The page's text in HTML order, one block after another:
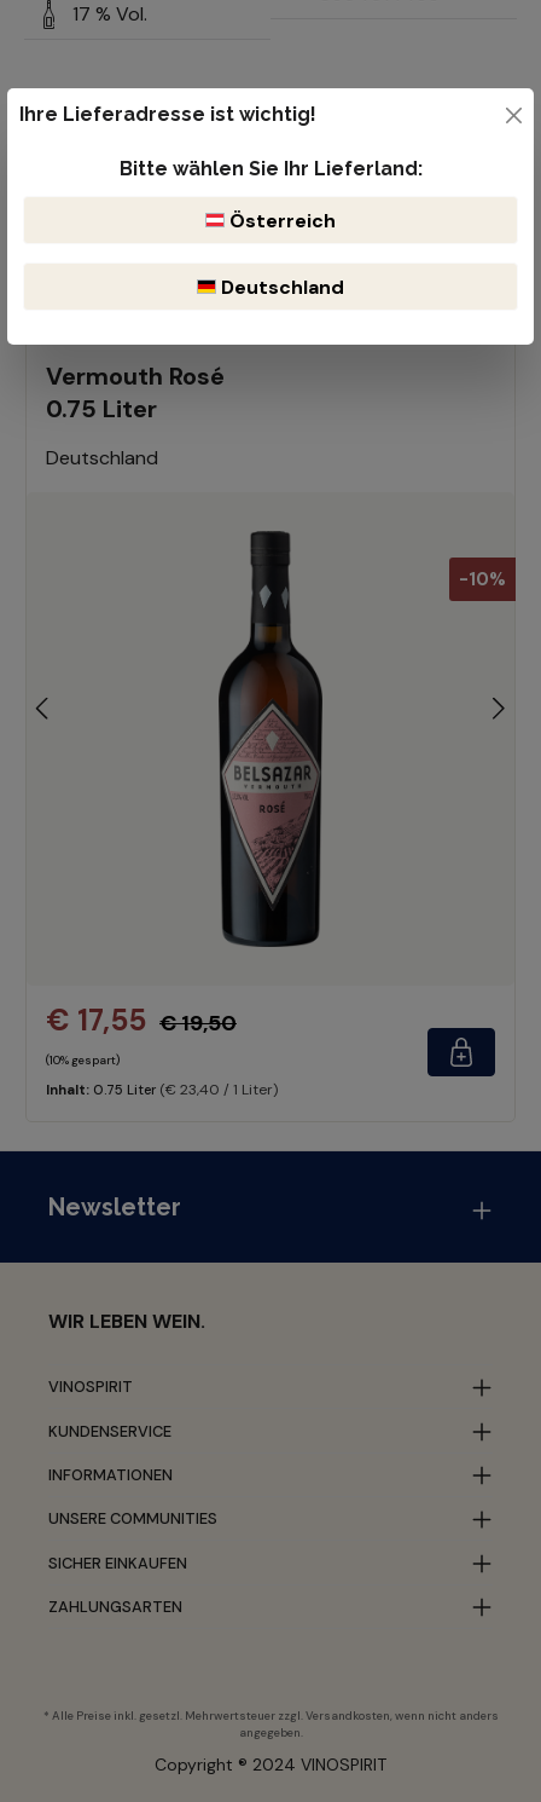
17 % Vol.
Vermouth Rosé
0.75 Liter
Deutschland
-10%
€ 17,55 € 19,50
(10% gespart)
Inhalt: 0.75 Liter (€ 23,40 / 1 Liter)
Newsletter
WIR LEBEN WEIN.
VINOSPIRIT
KUNDENSERVICE
INFORMATIONEN
UNSERE COMMUNITIES
SICHER EINKAUFEN
ZAHLUNGSARTEN
* Alle Preise inkl. gesetzl. Mehrwertsteuer zzgl.Versandkosten, wenn nicht anders
angegeben.
Copyright ® 2024 VINOSPIRIT
Ihre Lieferadresse ist wichtig!
Bitte wählen Sie Ihr Lieferland:
Österreich
Deutschland